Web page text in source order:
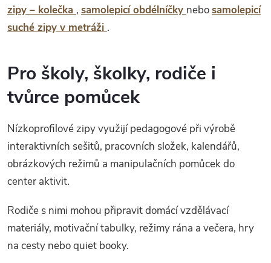
zipy – kolečka , samolepicí obdélníčky nebosamolepicí
suché zipy v metráži .
Pro školy, školky, rodiče i
tvůrce pomůcek
Nízkoprofilové zipy využijí pedagogové při výrobě
interaktivních sešitů, pracovních složek, kalendářů,
obrázkových režimů a manipulačních pomůcek do
center aktivit.
Rodiče s nimi mohou připravit domácí vzdělávací
materiály, motivační tabulky, režimy rána a večera, hry
na cesty nebo quiet booky.